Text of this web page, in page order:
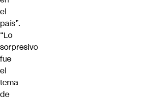
el
país”.
“Lo
sorpresivo
fue
el
tema
de